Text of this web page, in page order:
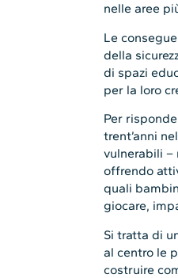
nelle aree
Le
della
di spazi
per la loro
Per
trent’anni
vulnerabili –
offrendo
quali
giocare,
Si tratta di
al centro le
costruire